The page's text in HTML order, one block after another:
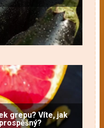
grepu? Víte, jak